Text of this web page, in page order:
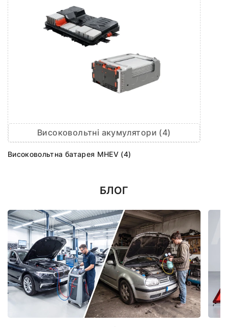
Високовольтні акумулятори (4)
Високовольтна батарея MHEV (4)
БЛОГ